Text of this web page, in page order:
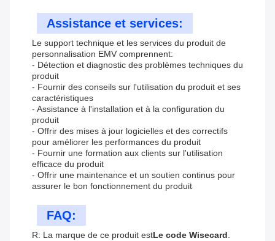
Assistance et services:
Le support technique et les services du produit de
personnalisation EMV comprennent:
- Détection et diagnostic des problèmes techniques du
produit
- Fournir des conseils sur l'utilisation du produit et ses
caractéristiques
- Assistance à l'installation et à la configuration du
produit
- Offrir des mises à jour logicielles et des correctifs
pour améliorer les performances du produit
- Fournir une formation aux clients sur l'utilisation
efficace du produit
- Offrir une maintenance et un soutien continus pour
assurer le bon fonctionnement du produit
FAQ:
R: La marque de ce produit estLe code Wisecard.